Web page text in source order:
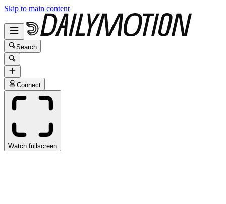
Skip to main content
Search
Connect
Watch fullscreen